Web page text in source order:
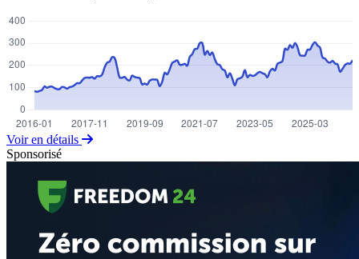
Voir en détails
Sponsorisé